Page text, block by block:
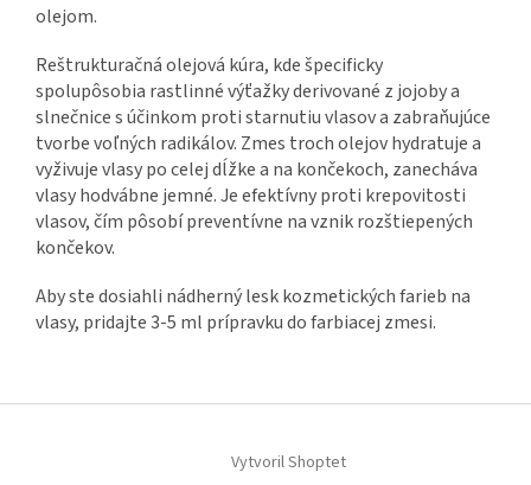
olejom.
Reštrukturačná olejová kúra, kde špecificky
spolupôsobia rastlinné výťažky derivované z jojoby a
slnečnice s účinkom proti starnutiu vlasov a zabraňujúce
tvorbe voľných radikálov. Zmes troch olejov hydratuje a
vyživuje vlasy po celej dĺžke a na končekoch, zanecháva
vlasy hodvábne jemné. Je efektívny proti krepovitosti
vlasov, čím pôsobí preventívne na vznik rozštiepených
končekov.
Aby ste dosiahli nádherný lesk kozmetických farieb na
vlasy, pridajte 3-5 ml prípravku do farbiacej zmesi.
Vytvoril Shoptet